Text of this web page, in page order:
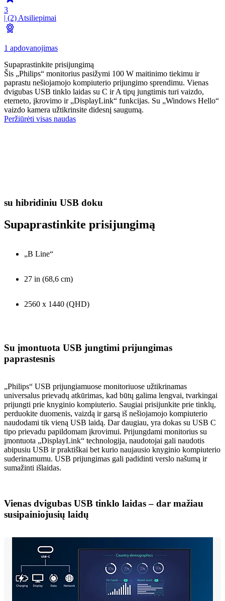
3
| (2) Atsiliepimai
1 apdovanojimas
Supaprastinkite prisijungimą
Šis „Philips“ monitorius pasižymi 100 W maitinimo tiekimu ir
paprastu nešiojamojo kompiuterio prijungimo sprendimu. Vienas
dvigubas USB tinklo laidas su C ir A tipų jungtimis turi vaizdo,
eterneto, įkrovimo ir „DisplayLink“ funkcijas. Su „Windows Hello“
vaizdo kamera užtikrinsite didesnį saugumą.
Peržiūrėti visas naudas
su hibridiniu USB doku
Supaprastinkite prisijungimą
„B Line“
27 in (68,6 cm)
2560 x 1440 (QHD)
Su įmontuota USB jungtimi prijungimas
paprastesnis
„Philips“ USB prijungiamuose monitoriuose užtikrinamas
universalus prievadų atkūrimas, kad būtų galima lengvai, tvarkingai
prijungti prie knyginio kompiuterio. Saugiai prisijunkite prie tinklų,
perduokite duomenis, vaizdą ir garsą iš nešiojamojo kompiuterio
naudodami tik vieną USB laidą. Dar daugiau, yra dokas su USB C
tipo prievadu papildomam įkrovimui. Prijungdami monitorius su
įmontuota „DisplayLink“ technologija, naudotojai gali naudotis
abipusiu USB ir praktiškai bet kurio naujausio knyginio kompiuterio
suderinamumu. USB prijungimas gali padidinti verslo našumą ir
sumažinti išlaidas.
Vienas dvigubas USB tinklo laidas – dar mažiau
susipainiojusių laidų